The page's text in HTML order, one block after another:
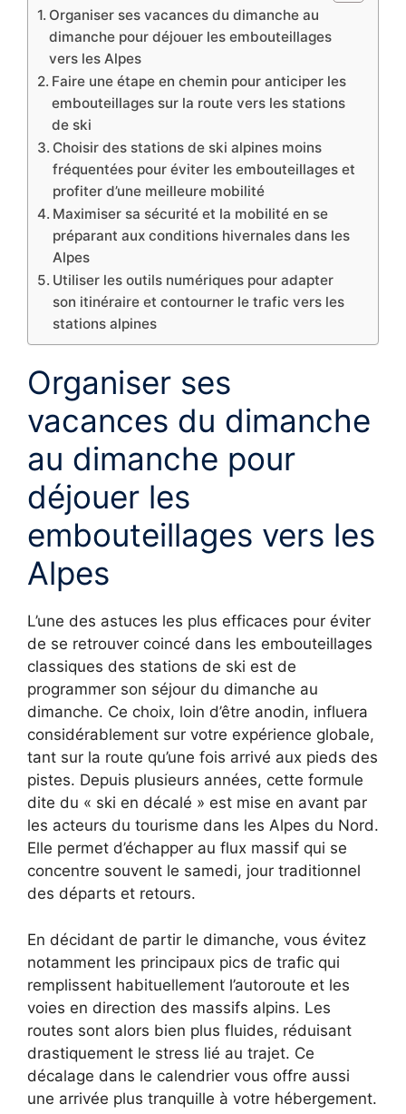
Organiser ses vacances du dimanche au
dimanche pour déjouer les embouteillages
vers les Alpes
Faire une étape en chemin pour anticiper les
embouteillages sur la route vers les stations
de ski
Choisir des stations de ski alpines moins
fréquentées pour éviter les embouteillages et
profiter d’une meilleure mobilité
Maximiser sa sécurité et la mobilité en se
préparant aux conditions hivernales dans les
Alpes
Utiliser les outils numériques pour adapter
son itinéraire et contourner le trafic vers les
stations alpines
Organiser ses
vacances du dimanche
au dimanche pour
déjouer les
embouteillages vers les
Alpes
L’une des astuces les plus efficaces pour éviter
de se retrouver coincé dans les embouteillages
classiques des stations de ski est de
programmer son séjour du dimanche au
dimanche. Ce choix, loin d’être anodin, influera
considérablement sur votre expérience globale,
tant sur la route qu’une fois arrivé aux pieds des
pistes. Depuis plusieurs années, cette formule
dite du « ski en décalé » est mise en avant par
les acteurs du tourisme dans les Alpes du Nord.
Elle permet d’échapper au flux massif qui se
concentre souvent le samedi, jour traditionnel
des départs et retours.
En décidant de partir le dimanche, vous évitez
notamment les principaux pics de trafic qui
remplissent habituellement l’autoroute et les
voies en direction des massifs alpins. Les
routes sont alors bien plus fluides, réduisant
drastiquement le stress lié au trajet. Ce
décalage dans le calendrier vous offre aussi
une arrivée plus tranquille à votre hébergement.